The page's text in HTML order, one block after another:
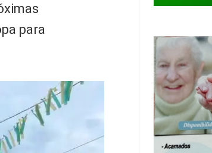
para